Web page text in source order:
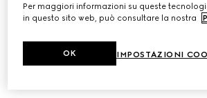
Per maggiori informazioni su queste
in questo sito web, può consultare la nostra
IMPOSTAZIONI
OK